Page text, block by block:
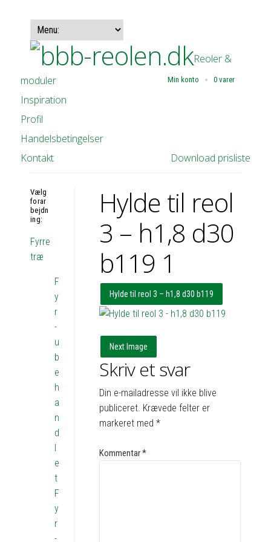
Min konto 0 varer
Reoler &
moduler
Inspiration
Profil
Handelsbetingelser
Download prisliste
Kontakt
Hylde til reol
3 – h1,8 d30
b119 1
Hylde til reol 3 – h1,8 d30 b119
Next Image
Skriv et svar
Din e-mailadresse vil ikke blive
publiceret. Krævede felter er
markeret med*
Kommentar*
Vælg
forar
bejdn
ing:
Fyrre
træ
F
y
r
-
u
b
e
h
a
n
d
l
e
t
F
y
r
-